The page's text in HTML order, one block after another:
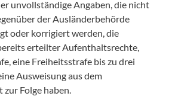
unvollständige Angaben, die nicht
der Ausländerbehörde
oder korrigiert werden, die
erteilter Aufenthaltsrechte,
eine Freiheitsstrafe bis zu drei
Ausweisung aus dem
zur Folge haben.